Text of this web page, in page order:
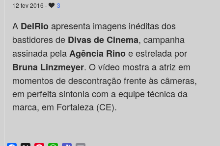
12 fev 2016 · 3
A DelRioapresenta imagens inéditas dos
bastidores de Divas de Cinema, campanha
assinada pelaAgência Rinoe estrelada por
Bruna Linzmeyer. O vídeo mostra a atriz em
momentos de descontração frente às câmeras,
em perfeita sintonia com a equipe técnica da
marca, em Fortaleza (CE).